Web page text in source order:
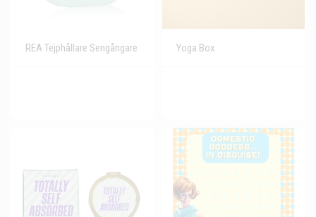
REA Tejphållare Sengångare Yoga Box